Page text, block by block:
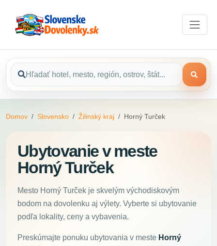
Domov Slovensko Žilinský kraj Horný Turček
Ubytovanie v meste
Horný Turček
Mesto Horný Turček je skvelým východiskovým
bodom na dovolenku aj výlety. Vyberte si ubytovanie
podľa lokality, ceny a vybavenia.
Preskúmajte ponuku ubytovania v meste Horný